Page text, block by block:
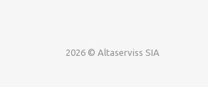
2026 © Altaserviss SIA